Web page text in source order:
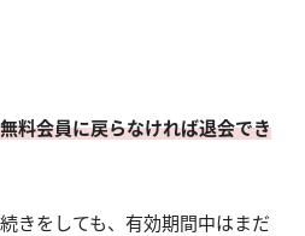
料会員に戻らなければ退会でき
きをしても、有効期間中はまだ